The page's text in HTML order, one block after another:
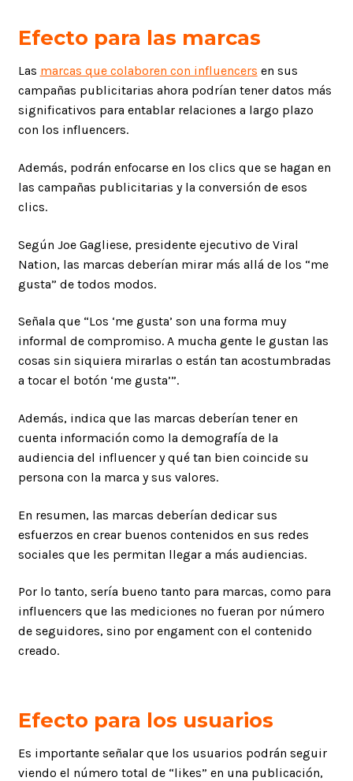
Efecto para las marcas
Las marcas que colaboren con influencers en sus
campañas publicitarias ahora podrían tener datos más
significativos para entablar relaciones a largo plazo
con los influencers.
Además, podrán enfocarse en los clics que se hagan en
las campañas publicitarias y la conversión de esos
clics.
Según Joe Gagliese, presidente ejecutivo de Viral
Nation, las marcas deberían mirar más allá de los “me
gusta” de todos modos.
Señala que “Los ‘me gusta’ son una forma muy
informal de compromiso. A mucha gente le gustan las
cosas sin siquiera mirarlas o están tan acostumbradas
a tocar el botón ‘me gusta’”.
Además, indica que las marcas deberían tener en
cuenta información como la demografía de la
audiencia del influencer y qué tan bien coincide su
persona con la marca y sus valores.
En resumen, las marcas deberían dedicar sus
esfuerzos en crear buenos contenidos en sus redes
sociales que les permitan llegar a más audiencias.
Por lo tanto, sería bueno tanto para marcas, como para
influencers que las mediciones no fueran por número
de seguidores, sino por engament con el contenido
creado.
Efecto para los usuarios
Es importante señalar que los usuarios podrán seguir
viendo el número total de “likes” en una publicación,